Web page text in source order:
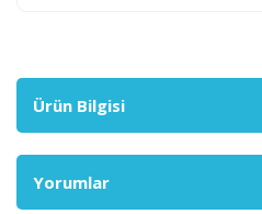
Ürün Bilgisi
Yorumlar